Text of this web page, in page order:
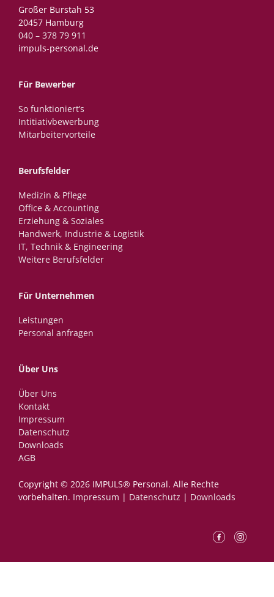
Großer Burstah 53
20457 Hamburg
040 – 378 79 911
impuls-personal.de
Für Bewerber
So funktioniert’s
Intitiativbewerbung
Mitarbeitervorteile
Berufsfelder
Medizin & Pflege
Office & Accounting
Erziehung & Soziales
Handwerk, Industrie & Logistik
IT, Technik & Engineering
Weitere Berufsfelder
Für Unternehmen
Leistungen
Personal anfragen
Über Uns
Über Uns
Kontakt
Impressum
Datenschutz
Downloads
AGB
Copyright © 2026 IMPULS® Personal.­ ­Alle Rechte
vorbehalten. Impressum | Datenschutz | Downloads